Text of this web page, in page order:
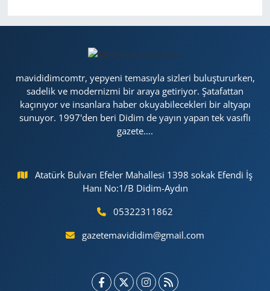
mavididimcomtr, yepyeni temasıyla sizleri buluştururken,
sadelik ve modernizmi bir araya getiriyor. Şatafattan
kaçınıyor ve insanlara haber okuyabilecekleri bir altyapı
sunuyor. 1997'den beri Didim de yayın yapan tek vasıflı
gazete....
Atatürk Bulvarı Efeler Mahallesi 1398 sokak Efendi İş
Hanı No:1/B Didim-Aydın
05322311862
gazetemavididim@gmail.com